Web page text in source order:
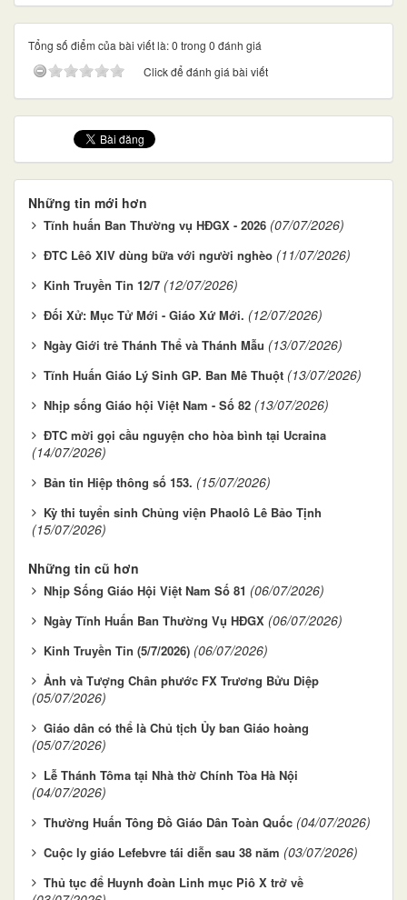
Tổng số điểm của bài viết là: 0 trong 0 đánh giá
Click để đánh giá bài viết
Những tin mới hơn
Tĩnh huấn Ban Thường vụ HĐGX - 2026 (07/07/2026)
ĐTC Lêô XIV dùng bữa với người nghèo (11/07/2026)
Kinh Truyền Tin 12/7 (12/07/2026)
Đối Xử: Mục Tử Mới - Giáo Xứ Mới. (12/07/2026)
Ngày Giới trẻ Thánh Thể và Thánh Mẫu (13/07/2026)
Tĩnh Huấn Giáo Lý Sinh GP. Ban Mê Thuột (13/07/2026)
Nhịp sống Giáo hội Việt Nam - Số 82 (13/07/2026)
ĐTC mời gọi cầu nguyện cho hòa bình tại Ucraina
(14/07/2026)
Bản tin Hiệp thông số 153. (15/07/2026)
Kỳ thi tuyển sinh Chủng viện Phaolô Lê Bảo Tịnh
(15/07/2026)
Những tin cũ hơn
Nhịp Sống Giáo Hội Việt Nam Số 81 (06/07/2026)
Ngày Tĩnh Huấn Ban Thường Vụ HĐGX (06/07/2026)
Kinh Truyền Tin (5/7/2026) (06/07/2026)
Ảnh và Tượng Chân phước FX Trương Bửu Diệp
(05/07/2026)
Giáo dân có thể là Chủ tịch Ủy ban Giáo hoàng
(05/07/2026)
Lễ Thánh Tôma tại Nhà thờ Chính Tòa Hà Nội
(04/07/2026)
Thường Huấn Tông Đồ Giáo Dân Toàn Quốc (04/07/2026)
Cuộc ly giáo Lefebvre tái diễn sau 38 năm (03/07/2026)
Thủ tục để Huynh đoàn Linh mục Piô X trở về